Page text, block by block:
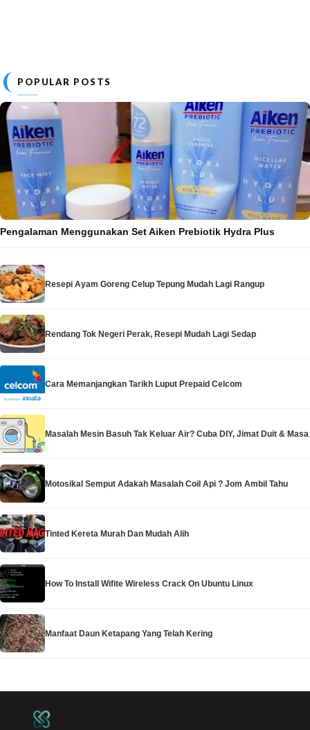
POPULAR POSTS
Pengalaman Menggunakan Set Aiken Prebiotik Hydra Plus
Resepi Ayam Goreng Celup Tepung Mudah Lagi Rangup
Rendang Tok Negeri Perak, Resepi Mudah Lagi Sedap
Cara Memanjangkan Tarikh Luput Prepaid Celcom
Masalah Mesin Basuh Tak Keluar Air? Cuba DIY, Jimat Duit & Masa
Motosikal Semput Adakah Masalah Coil Api ? Jom Ambil Tahu
Tinted Kereta Murah Dan Mudah Alih
How To Install Wifite Wireless Crack On Ubuntu Linux
Manfaat Daun Ketapang Yang Telah Kering